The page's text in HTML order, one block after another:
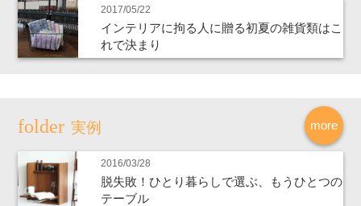
2017/05/22
インテリアに拘る人に贈る初夏の雑貨類はこ
れで決まり
more
実例
2016/03/28
脱失敗！ひとり暮らしで選ぶ、もうひとつの
テーブル